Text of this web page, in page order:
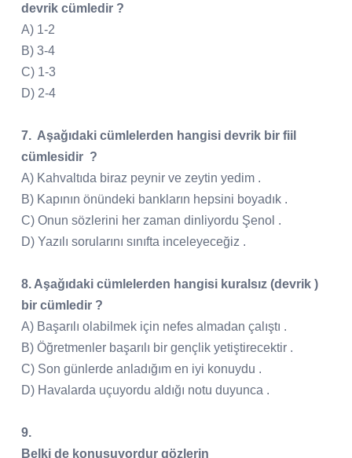
devrik cümledir ?
A) 1-2
B) 3-4
C) 1-3
D) 2-4
7. Aşağıdaki cümlelerden hangisi devrik bir fiil
cümlesidir ?
A) Kahvaltıda biraz peynir ve zeytin yedim .
B) Kapının önündeki bankların hepsini boyadık .
C) Onun sözlerini her zaman dinliyordu Şenol .
D) Yazılı sorularını sınıfta inceleyeceğiz .
8. Aşağıdaki cümlelerden hangisi kuralsız (devrik )
bir cümledir ?
A) Başarılı olabilmek için nefes almadan çalıştı .
B) Öğretmenler başarılı bir gençlik yetiştirecektir .
C) Son günlerde anladığım en iyi konuydu .
D) Havalarda uçuyordu aldığı notu duyunca .
9.
Belki de konuşuyordur gözlerin